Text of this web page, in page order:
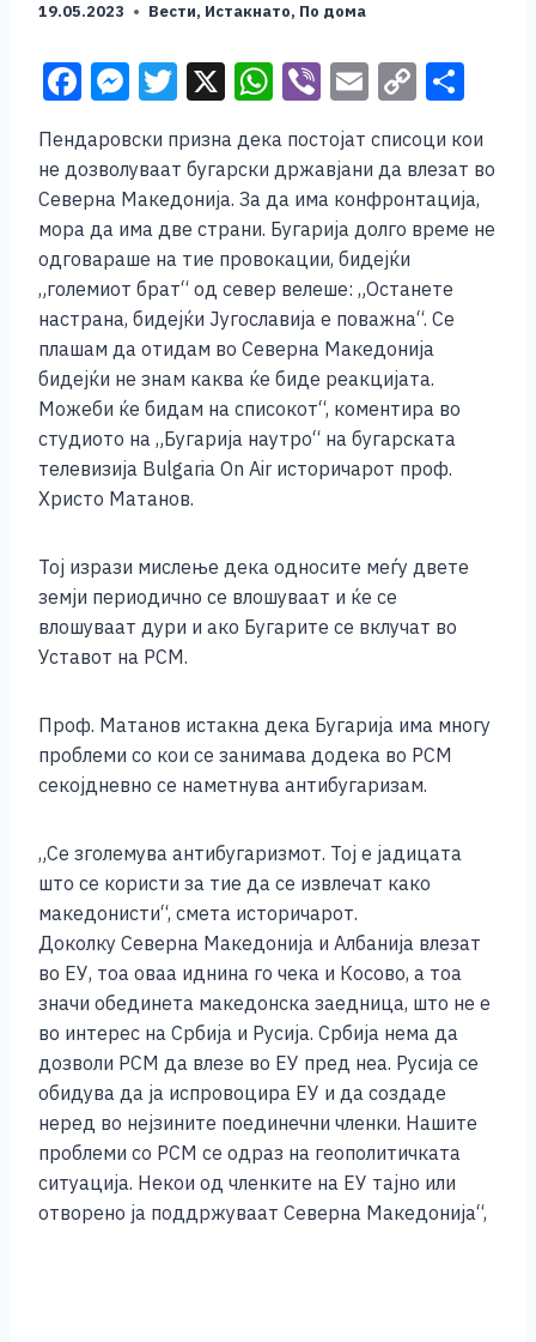
19.05.2023 Вести, Истакнато, По дома
F
c
e
b
o
o
k
M
ss
e
n
g
er
T
tt
er
X W
at
s
A
p
p
Vi
b
er
E
ai
l
C
p
y
Li
n
k
ar
e
Пендаровски призна дека постојат списоци кои
не дозволуваат бугарски државјани да влезат во
Северна Македонија. За да има конфронтација,
мора да има две страни. Бугарија долго време не
одговараше на тие провокации, бидејќи
„големиот брат“ од север велеше: „Останете
настрана, бидејќи Југославија е поважна“. Се
плашам да отидам во Северна Македонија
бидејќи не знам каква ќе биде реакцијата.
Можеби ќе бидам на списокот“, коментира во
студиото на „Бугарија наутро“ на бугарската
телевизија Bulgaria On Air историчарот проф.
Христо Матанов.
Тој изрази мислење дека односите меѓу двете
земји периодично се влошуваат и ќе се
влошуваат дури и ако Бугарите се вклучат во
Уставот на РСМ.
Проф. Матанов истакна дека Бугарија има многу
проблеми со кои се занимава додека во РСМ
секојдневно се наметнува антибугаризам.
„Се зголемува антибугаризмот. Тој е јадицата
што се користи за тие да се извлечат како
македонисти“, смета историчарот.
Доколку Северна Македонија и Албанија влезат
во ЕУ, тоа оваа иднина го чека и Косово, а тоа
значи обединета македонска заедница, што не е
во интерес на Србија и Русија. Србија нема да
дозволи РСМ да влезе во ЕУ пред неа. Русија се
обидува да ја испровоцира ЕУ и да создаде
неред во нејзините поединечни членки. Нашите
проблеми со РСМ се одраз на геополитичката
ситуација. Некои од членките на ЕУ тајно или
отворено ја поддржуваат Северна Македонија“,